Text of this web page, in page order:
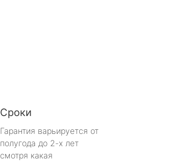
Сроки
Гарантия варьируется от
полугода до 2-х лет
смотря какая